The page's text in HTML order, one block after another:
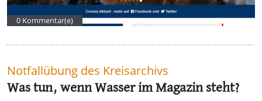
0 Kommentar(e)
Notfallübung des Kreisarchivs
Was tun, wenn Wasser im Magazin steht?